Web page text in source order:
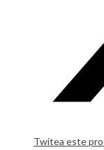
Twitea este